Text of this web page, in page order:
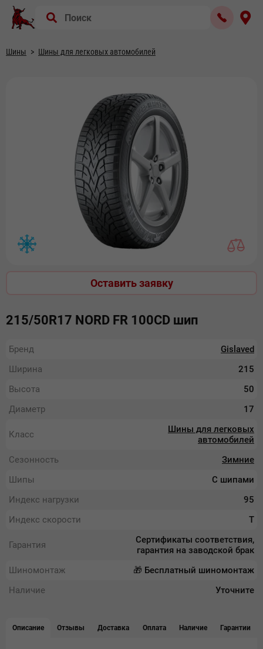
Шины Шины для легковых автомобилей
Оставить заявку
215/50R17 NORD FR 100СD шип
Бренд
Gislaved
Ширина
215
Высота
50
Диаметр
17
Класс
Шины для легковых
автомобилей
Сезонность
Зимние
Шипы
С шипами
Индекс нагрузки
95
Индекс скорости
T
Гарантия
Сертификаты соответствия,
гарантия на заводской брак
Шиномонтаж
🎁 Бесплатный шиномонтаж
Наличие
Уточните
Описание Отзывы Доставка Оплата Наличие Гарантии